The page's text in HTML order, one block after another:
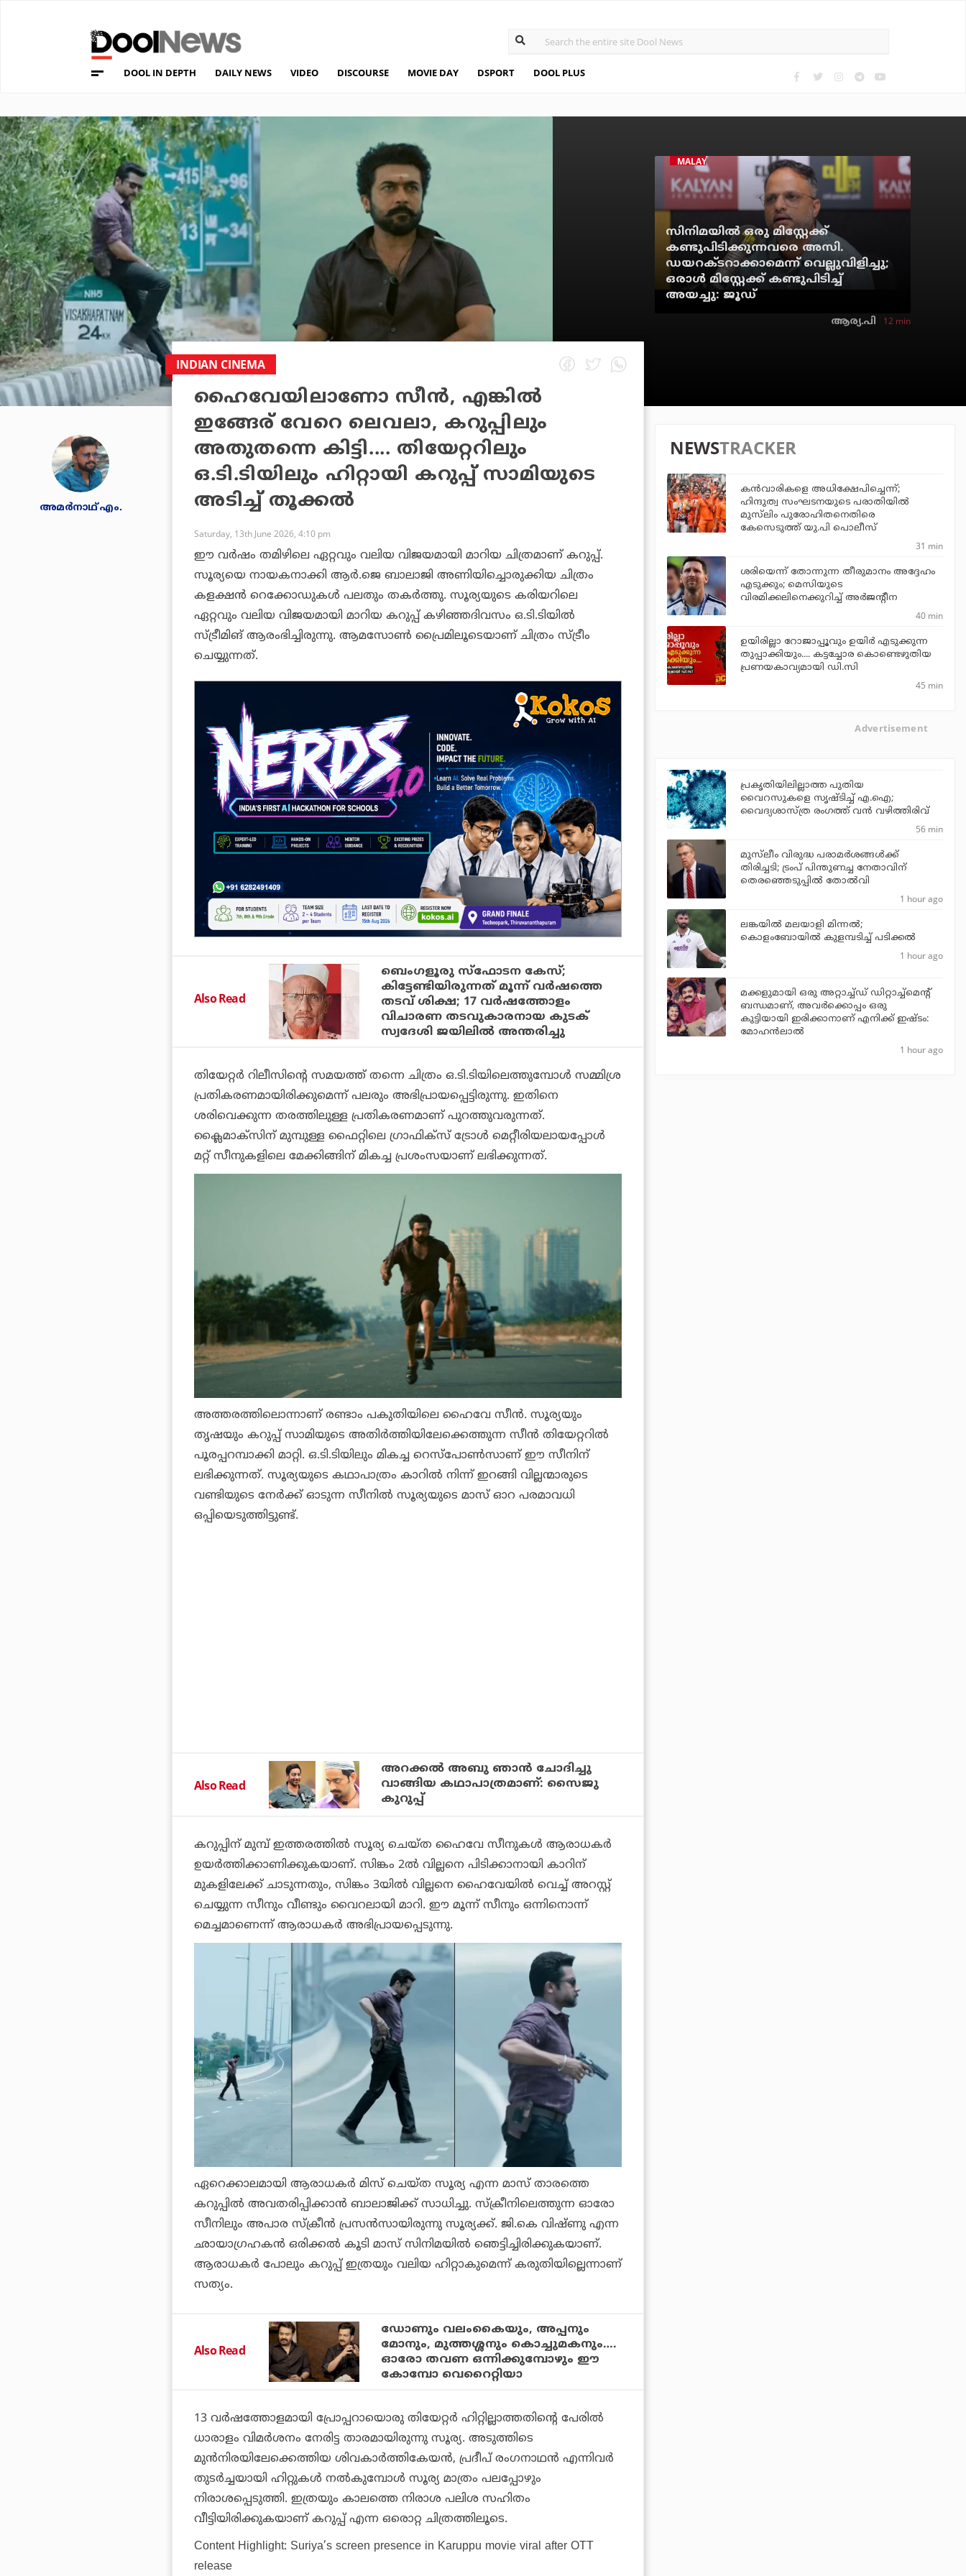
DOOL IN DEPTH DAILY NEWS VIDEO DISCOURSE MOVIE DAY DSPORT DOOL PLUS
MALAYALAM CINEMA
സിനിമയില്‍ ഒരു മിസ്റ്റേക്ക്
കണ്ടുപിടിക്കുന്നവരെ അസി.
ഡയറക്ടറാക്കാമെന്ന് വെല്ലുവിളിച്ചു;
ഒരാള്‍ മിസ്റ്റേക്ക് കണ്ടുപിടിച്ച്
അയച്ചു: ജൂഡ്
ആര്യ.പി 12 min
അമര്‍നാഥ് എം.
INDIAN CINEMA
ഹൈവേയിലാണോ സീന്‍, എങ്കില്‍
ഇങ്ങേര് വേറെ ലെവലാ, കറുപ്പിലും
അതുതന്നെ കിട്ടി.... തിയേറ്ററിലും
ഒ.ടി.ടിയിലും ഹിറ്റായി കറുപ്പ് സാമിയുടെ
അടിച്ച് തൂക്കല്‍
Saturday, 13th June 2026, 4:10 pm
ഈ വര്‍ഷം തമിഴിലെ ഏറ്റവും വലിയ വിജയമായി മാറിയ ചിത്രമാണ്കറുപ്പ്.
സൂര്യയെ നായകനാക്കി ആര്‍.ജെ ബാലാജി അണിയിച്ചൊരുക്കിയ ചിത്രം
കളക്ഷന്‍ റെക്കോഡുകള്‍ പലതും തകര്‍ത്തു. സൂര്യയുടെ കരിയറിലെ
ഏറ്റവും വലിയ വിജയമായി മാറിയ കറുപ്പ്കഴിഞ്ഞദിവസം ഒ.ടി.ടിയില്‍
സ്ട്രീമിങ് ആരംഭിച്ചിരുന്നു. ആമസോണ്‍ പ്രൈമിലൂടെയാണ് ചിത്രം സ്ട്രീം
ചെയ്യുന്നത്.
Also Read
ബെംഗളൂരു സ്‌ഫോടന കേസ്;
കിട്ടേണ്ടിയിരുന്നത് മൂന്ന് വര്‍ഷത്തെ
തടവ് ശിക്ഷ; 17 വര്‍ഷത്തോളം
വിചാരണ തടവുകാരനായ കുടക്
സ്വദേശി ജയിലില്‍ അന്തരിച്ചു
തിയേറ്റര്‍ റിലീസിന്റെ സമയത്ത് തന്നെ ചിത്രം ഒ.ടി.ടിയിലെത്തുമ്പോള്‍ സമ്മിശ്ര
പ്രതികരണമായിരിക്കുമെന്ന് പലരും അഭിപ്രായപ്പെട്ടിരുന്നു. ഇതിനെ
ശരിവെക്കുന്ന തരത്തിലുള്ള പ്രതികരണമാണ് പുറത്തുവരുന്നത്.
ക്ലൈമാക്‌സിന് മുമ്പുള്ള ഫൈറ്റിലെ ഗ്രാഫിക്‌സ് ട്രോള്‍ മെറ്റീരിയലായപ്പോള്‍
മറ്റ് സീനുകളിലെ മേക്കിങ്ങിന് മികച്ച പ്രശംസയാണ് ലഭിക്കുന്നത്.
അത്തരത്തിലൊന്നാണ് രണ്ടാം പകുതിയിലെ ഹൈവേ സീന്‍. സൂര്യയും
തൃഷയും കറുപ്പ് സാമിയുടെ അതിര്‍ത്തിയിലേക്കെത്തുന്ന സീന്‍ തിയേറ്ററില്‍
പൂരപ്പറമ്പാക്കി മാറ്റി. ഒ.ടി.ടിയിലും മികച്ച റെസ്‌പോണ്‍സാണ് ഈ സീനിന്
ലഭിക്കുന്നത്. സൂര്യയുടെ കഥാപാത്രം കാറില്‍ നിന്ന് ഇറങ്ങി വില്ലന്മാരുടെ
വണ്ടിയുടെ നേര്‍ക്ക് ഓടുന്ന സീനില്‍ സൂര്യയുടെ മാസ് ഓറ പരമാവധി
ഒപ്പിയെടുത്തിട്ടുണ്ട്.
Also Read
അറക്കൽ അബു ഞാൻ ചോദിച്ചു
വാങ്ങിയ കഥാപാത്രമാണ്: സൈജു
കുറുപ്പ്
കറുപ്പിന് മുമ്പ് ഇത്തരത്തില്‍ സൂര്യ ചെയ്ത ഹൈവേ സീനുകള്‍ ആരാധകര്‍
ഉയര്‍ത്തിക്കാണിക്കുകയാണ്. സിങ്കം 2ല്‍ വില്ലനെ പിടിക്കാനായി കാറിന്
മുകളിലേക്ക് ചാടുന്നതും, സിങ്കം 3യില്‍ വില്ലനെ ഹൈവേയില്‍ വെച്ച് അറസ്റ്റ്
ചെയ്യുന്ന സീനും വീണ്ടും വൈറലായി മാറി. ഈ മൂന്ന് സീനും ഒന്നിനൊന്ന്
മെച്ചമാണെന്ന് ആരാധകര്‍ അഭിപ്രായപ്പെടുന്നു.
ഏറെക്കാലമായി ആരാധകര്‍ മിസ് ചെയ്ത സൂര്യ എന്ന മാസ് താരത്തെ
കറുപ്പില്‍ അവതരിപ്പിക്കാന്‍ ബാലാജിക്ക് സാധിച്ചു. സ്‌ക്രീനിലെത്തുന്ന ഓരോ
സീനിലും അപാര സ്‌ക്രീന്‍ പ്രസന്‍സായിരുന്നു സൂര്യക്ക്. ജി.കെ വിഷ്ണു എന്ന
ഛായാഗ്രഹകന്‍ ഒരിക്കല്‍ കൂടി മാസ് സിനിമയില്‍ ഞെട്ടിച്ചിരിക്കുകയാണ്.
ആരാധകര്‍ പോലും കറുപ്പ്ഇത്രയും വലിയ ഹിറ്റാകുമെന്ന് കരുതിയില്ലെന്നാണ്
സത്യം.
Also Read
ഡോണും വലംകൈയും, അപ്പനും
മോനും, മുത്തശ്ശനും കൊച്ചുമകനും….
ഓരോ തവണ ഒന്നിക്കുമ്പോഴും ഈ
കോമ്പോ വെറൈറ്റിയാ
13 വര്‍ഷത്തോളമായി പ്രോപ്പറായൊരു തിയേറ്റര്‍ ഹിറ്റില്ലാത്തതിന്റെ പേരില്‍
ധാരാളം വിമര്‍ശനം നേരിട്ട താരമായിരുന്നു സൂര്യ. അടുത്തിടെ
മുന്‍നിരയിലേക്കെത്തിയ ശിവകാര്‍ത്തികേയന്‍, പ്രദീപ് രംഗനാഥന്‍ എന്നിവര്‍
തുടര്‍ച്ചയായി ഹിറ്റുകള്‍ നല്‍കുമ്പോള്‍ സൂര്യ മാത്രം പലപ്പോഴും
നിരാശപ്പെടുത്തി. ഇത്രയും കാലത്തെ നിരാശ പലിശ സഹിതം
വീട്ടിയിരിക്കുകയാണ് കറുപ്പ്എന്ന ഒരൊറ്റ ചിത്രത്തിലൂടെ.
Content Highlight: Suriya’s screen presence in Karuppu movie viral after OTT
release
NEWSTRACKER
കന്‍വാരികളെ അധിക്ഷേപിച്ചെന്ന്;
ഹിന്ദുത്വ സംഘടനയുടെ പരാതിയില്‍
മുസ്‌ലിം പുരോഹിതനെതിരെ
കേസെടുത്ത് യു.പി പൊലീസ്
31 min
ശരിയെന്ന് തോന്നുന്ന തീരുമാനം അദ്ദേഹം
എടുക്കും; മെസിയുടെ
വിരമിക്കലിനെക്കുറിച്ച് അര്‍ജന്റീന
40 min
ഉയിരില്ലാ റോജാപ്പൂവും ഉയിര്‍ എടുക്കുന്ന
തുപ്പാക്കിയും.... കട്ടച്ചോര കൊണ്ടെഴുതിയ
പ്രണയകാവ്യമായി ഡി.സി
45 min
Advertisement
പ്രകൃതിയിലില്ലാത്ത പുതിയ
വൈറസുകളെ സൃഷ്ടിച്ച് എ.ഐ;
വൈദ്യശാസ്ത്ര രംഗത്ത് വന്‍ വഴിത്തിരിവ്
56 min
മുസ്‌ലീം വിരുദ്ധ പരാമര്‍ശങ്ങള്‍ക്ക്
തിരിച്ചടി; ട്രംപ് പിന്തുണച്ച നേതാവിന്
തെരഞ്ഞെടുപ്പില്‍ തോല്‍വി
1 hour ago
ലങ്കയില്‍ മലയാളി മിന്നല്‍;
കൊളംബോയിൽ കുളമ്പടിച്ച് പടിക്കല്‍
1 hour ago
മക്കളുമായി ഒരു അറ്റാച്ച്ഡ് ഡിറ്റാച്ച്മെന്റ്
ബന്ധമാണ്, അവർക്കൊപ്പം ഒരു
കുട്ടിയായി ഇരിക്കാനാണ് എനിക്ക് ഇഷ്ടം:
മോഹൻലാൽ
1 hour ago